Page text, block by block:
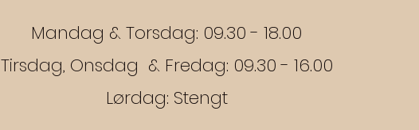
Mandag & Torsdag: 09.30 - 18.00
​Tirsdag, Onsdag & Fredag: 09.30 - 16.00
Lørdag: Stengt